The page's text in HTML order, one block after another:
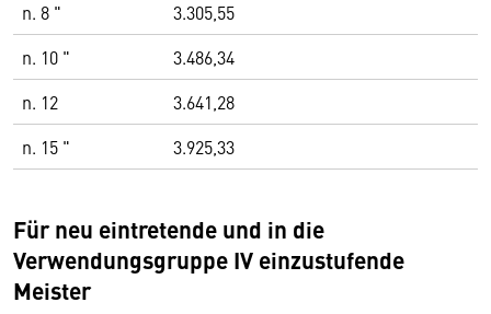
n. 8 "
3.305,55
n. 10 "
3.486,34
n. 12
3.641,28
n. 15 "
3.925,33
Für neu eintretende und in die
Verwendungsgruppe IV einzustufende
Meister